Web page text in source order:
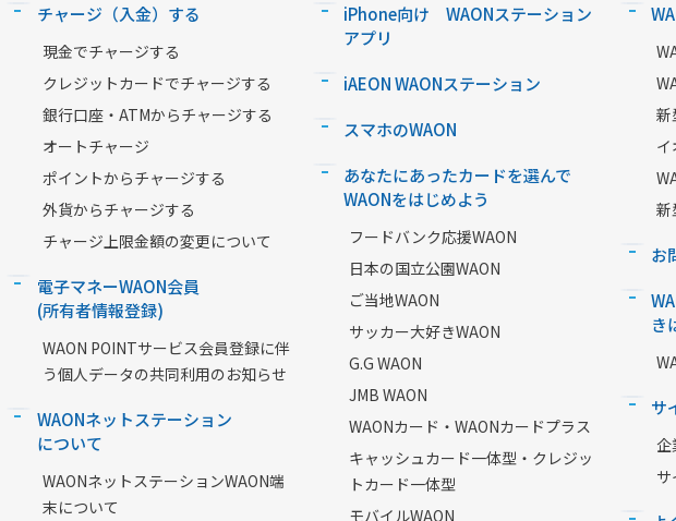
チャージ（入金）する
現金でチャージする
クレジットカードでチャージする
銀行口座・ATMからチャージする
オートチャージ
ポイントからチャージする
外貨からチャージする
チャージ上限金額の変更について
電子マネーWAON会員
(所有者情報登録)
WAON POINTサービス会員登録に伴
う個人データの共同利用のお知らせ
WAONネットステーション
について
WAONネットステーションWAON端
末について
iPhone向け WAONステーション
アプリ
iAEON WAONステーション
スマホのWAON
あなたにあったカードを選んで
WAONをはじめよう
フードバンク応援WAON
日本の国立公園WAON
ご当地WAON
サッカー大好きWAON
G.G WAON
JMB WAON
WAONカード・WAONカードプラス
キャッシュカード一体型・クレジッ
トカード一体型
モバイルWAON
新
イ
新
お
き
サ
企